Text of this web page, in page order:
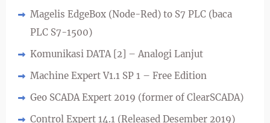
Magelis EdgeBox (Node-Red) to S7 PLC (baca
PLC S7-1500)
Komunikasi DATA [2] – Analogi Lanjut
Machine Expert V1.1 SP 1 – Free Edition
Geo SCADA Expert 2019 (former of ClearSCADA)
Control Expert 14.1 (Released Desember 2019)